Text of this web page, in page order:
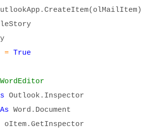
= True
Outlook.Inspector
As Word.Document
oItem.GetInspector